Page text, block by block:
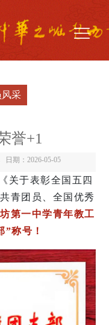
风采
誉+1
日期：2026-05-05
关于表彰全国五四
青团员、全国优秀
第一中学青年教工
”称号！